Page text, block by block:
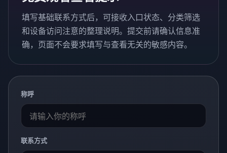
填写基础联系方式后，可接收入口状态、分类筛选
和设备访问注意的整理说明。提交前请确认信息准
确，页面不会要求填写与查看无关的敏感内容。
称呼
联系方式